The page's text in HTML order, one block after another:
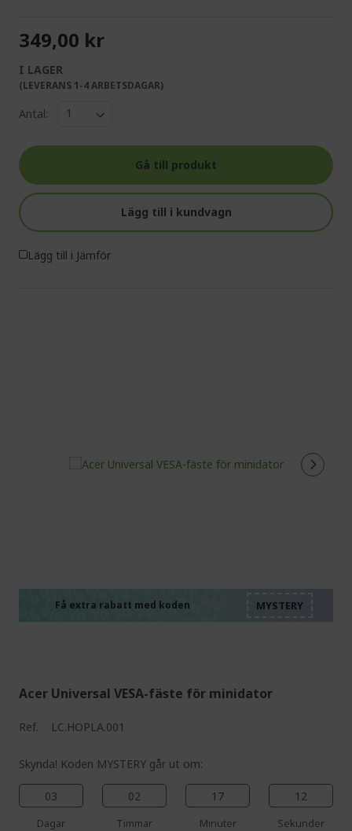
349,00 kr
I LAGER
(LEVERANS 1-4 ARBETSDAGAR)
Antal:
Gå till produkt
Lägg till i kundvagn
Lägg till i Jämför
Få extra rabatt med koden
Acer Universal VESA-fäste för minidator
Ref. LC.HOPLA.001
Skynda! Koden MYSTERY går ut om:
03
Dagar
02
Timmar
17
Minuter
11
Sekunder